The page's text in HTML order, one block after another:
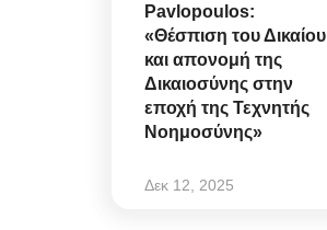
Pavlopoulos:
«Θέσπιση του Δικαίου
και απονομή της
Δικαιοσύνης στην
εποχή της Τεχνητής
Νοημοσύνης»
Δεκ 12, 2025